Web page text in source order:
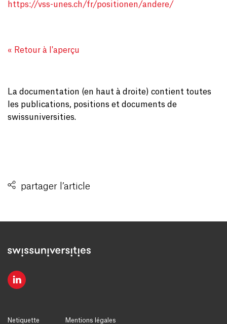
https://vss-unes.ch/fr/positionen/andere/
« Retour à l'aperçu
La documentation (en haut à droite) contient toutes
les publications, positions et documents de
swissuniversities.
partager l’article
Netiquette Mentions légales